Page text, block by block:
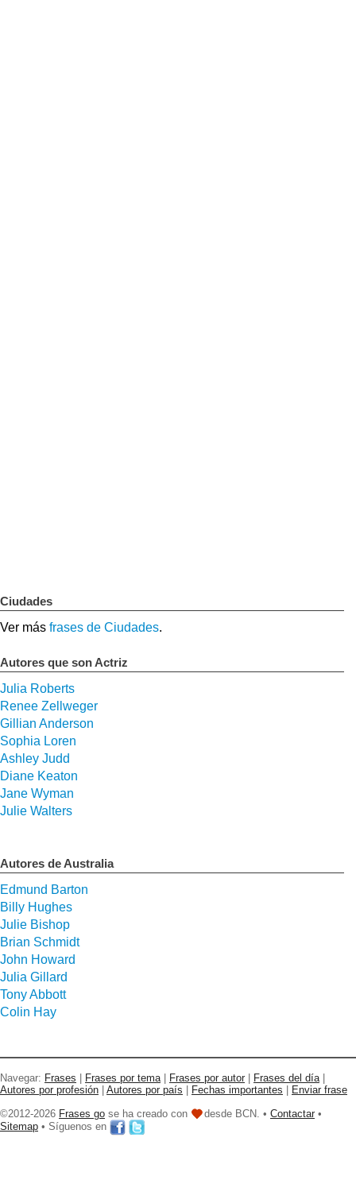
Ciudades
Ver más frases de Ciudades.
Autores que son Actriz
Julia Roberts
Renee Zellweger
Gillian Anderson
Sophia Loren
Ashley Judd
Diane Keaton
Jane Wyman
Julie Walters
Autores de Australia
Edmund Barton
Billy Hughes
Julie Bishop
Brian Schmidt
John Howard
Julia Gillard
Tony Abbott
Colin Hay
Navegar: Frases Frases por tema| Frases por autor Frases del día|
Autores por profesión
Autores por país Fechas importantes
Enviar frase
©2012-2026 Frases go se ha creado con desde BCN. • Contactar •
Sitemap • Síguenos en